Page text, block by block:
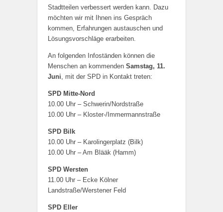
Stadtteilen verbessert werden kann. Dazu
möchten wir mit Ihnen ins Gespräch
kommen, Erfahrungen austauschen und
Lösungsvorschläge erarbeiten.
An folgenden Infoständen können die
Menschen an kommenden Samstag, 11.
Juni, mit der SPD in Kontakt treten:
SPD Mitte-Nord
10.00 Uhr – Schwerin/Nordstraße
10.00 Uhr – Kloster-/Immermannstraße
SPD Bilk
10.00 Uhr – Karolingerplatz (Bilk)
10.00 Uhr – Am Blääk (Hamm)
SPD Wersten
11.00 Uhr – Ecke Kölner
Landstraße/Werstener Feld
SPD Eller